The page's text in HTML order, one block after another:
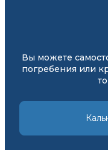
Вы можете
погребения или